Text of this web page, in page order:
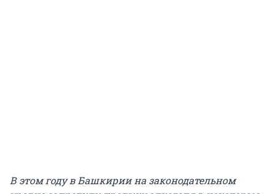
В этом году в Башкирии на законодательном